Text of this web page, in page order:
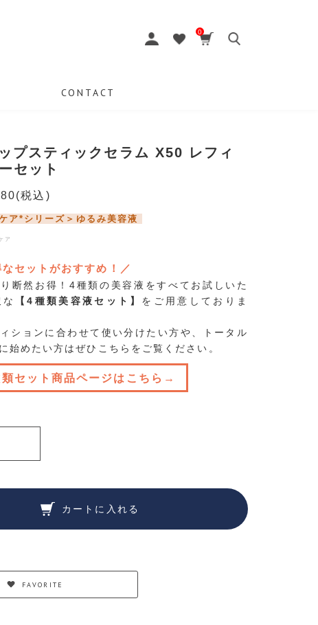
0
CONTACT
プスティックセラム X50 レフィ
セット
(税込)
ア*シリーズ＞ゆるみ美容液
ア
セットがおすすめ！／
断然お得！4種類の美容液をすべてお試しいた
【4種類美容液セット】 をご用意しておりま
ションに合わせて使い分けたい方や、トータル
始めたい方はぜひこちらをご覧ください。
セット商品ページはこちら→
カートに入れる
FAVORITE